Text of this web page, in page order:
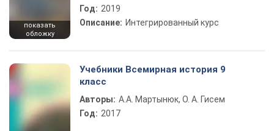
показать
обложку
Год: 2019
Описание: Интегрированный курс
Учебники Всемирная история 9
класс
Авторы: А.А. Мартынюк, О. А. Гисем
Год: 2017